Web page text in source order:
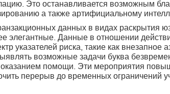
Это останавливается возможным
а также артифициальному
данных в видах раскрытия
элегантные. Данные в отношении
указателей риска, такие как внезапное
возможные задачи буква
оказанием помощи. Эти мероприятия
перерыв до временных ограничений